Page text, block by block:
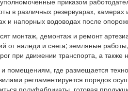
в различных резервуарах,
и напорных водоводах после
монтаж, демонтаж и ремонт
от наледи и снега; земляные
при движении транспорта, а также
помещениям, где размещается
регламентируется порядок